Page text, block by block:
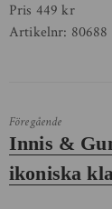
Pris 449 kr
Artikelnr: 80688
Föregående
Föregående
inlägg:
Innis &
ikoniska